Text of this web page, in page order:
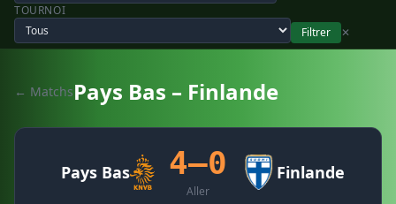
TOURNOI
Filtrer
✕
← MatchsPays Bas – Finlande
Pays Bas 4–0
Aller
Finlande